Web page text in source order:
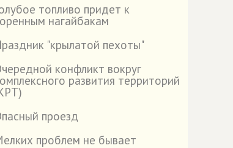
топливо придет к
нагайбакам
"крылатой пехоты"
конфликт вокруг
развития территорий
проезд
проблем не бывает